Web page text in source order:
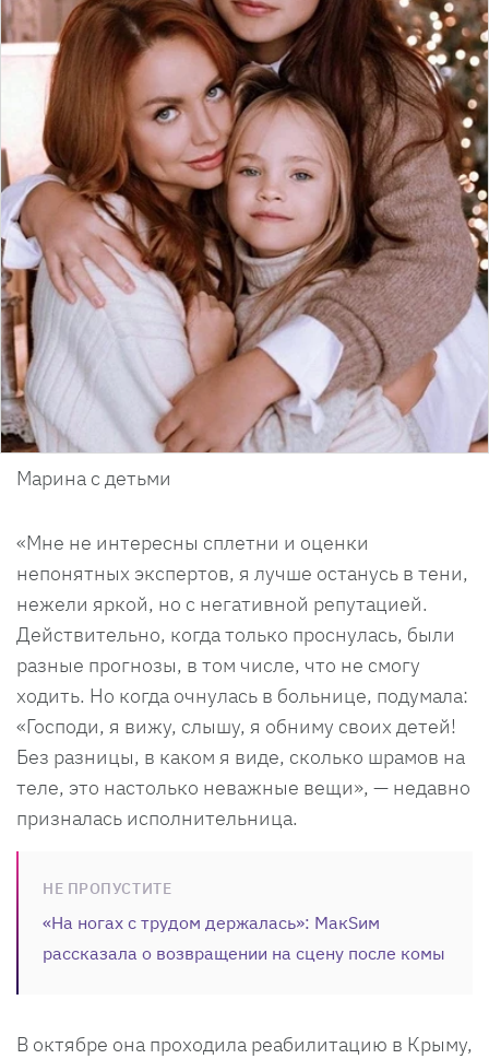
Марина с детьми
«Мне не интересны сплетни и оценки
непонятных экспертов, я лучше останусь в тени,
нежели яркой, но с негативной репутацией.
Действительно, когда только проснулась, были
разные прогнозы, в том числе, что не смогу
ходить. Но когда очнулась в больнице, подумала:
«Господи, я вижу, слышу, я обниму своих детей!
Без разницы, в каком я виде, сколько шрамов на
теле, это настолько неважные вещи», — недавно
призналась исполнительница.
НЕ ПРОПУСТИТЕ
«На ногах с трудом держалась»: МакSим
рассказала о возвращении на сцену после комы
В октябре она проходила реабилитацию в Крыму,